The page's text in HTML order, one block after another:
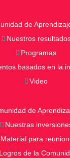
de
Nuestros
Programas
basados en la
Video
de
Nuestras
Material para
Logros de la